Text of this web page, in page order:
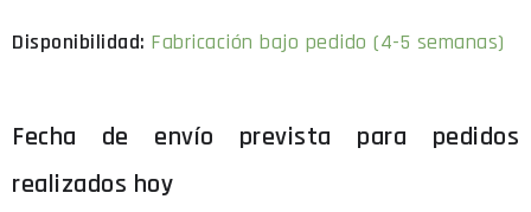
Fabricación bajo pedido (4-5 semanas)